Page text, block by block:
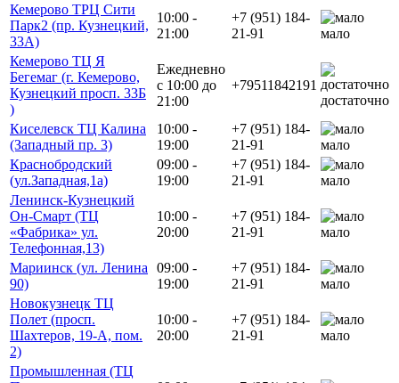
Кемерово ТРЦ Сити
Парк2 (пр. Кузнецкий,
33А)
10:00 -
21:00
+7 (951) 184-
21-91
мало
Кемерово ТЦ Я
Бегемаг (г. Кемерово,
Кузнецкий просп. 33Б
)
Ежедневно
с 10:00 до
21:00
+79511842191
достаточно
Киселевск ТЦ Калина
(Западный пр. 3)
10:00 -
19:00
+7 (951) 184-
21-91
мало
Краснобродский
(ул.Западная,1а)
09:00 -
19:00
+7 (951) 184-
21-91
мало
Ленинск-Кузнецкий
Он-Смарт (ТЦ
«Фабрика» ул.
Телефонная,13)
10:00 -
20:00
+7 (951) 184-
21-91
мало
Мариинск (ул. Ленина
90)
09:00 -
19:00
+7 (951) 184-
21-91
мало
Новокузнецк ТЦ
Полет (просп.
Шахтеров, 19-А, пом.
2)
10:00 -
20:00
+7 (951) 184-
21-91
мало
Промышленная (ТЦ